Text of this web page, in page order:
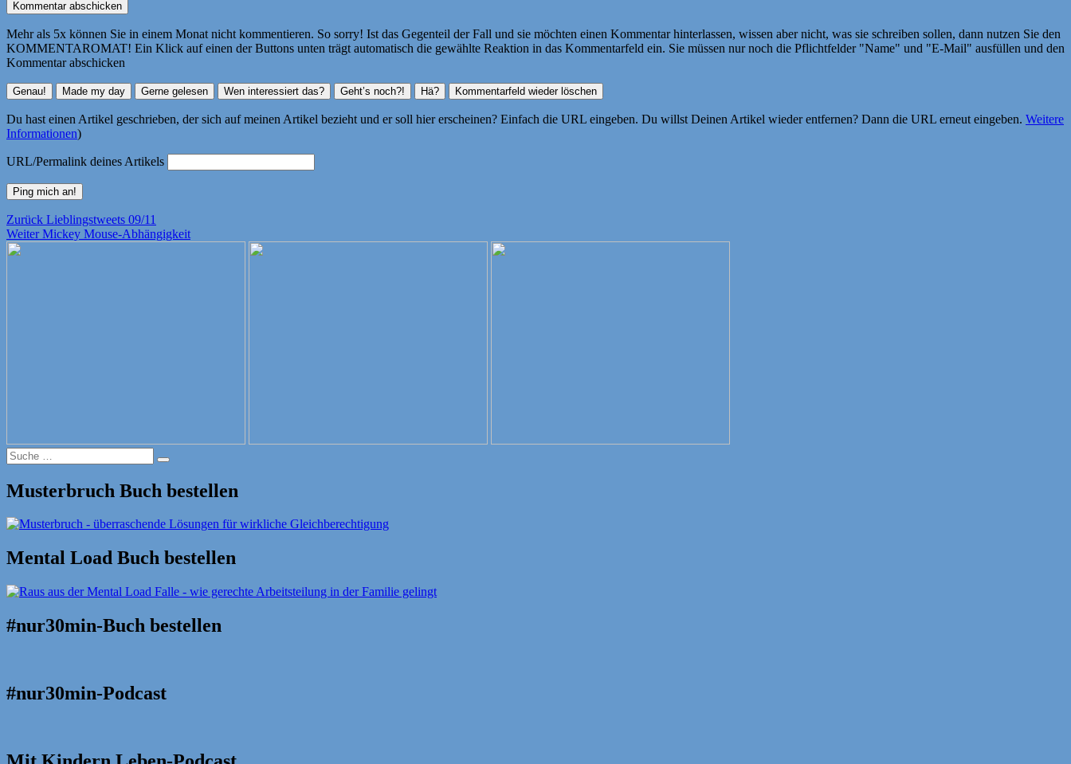
Mehr als 5x können Sie in einem Monat nicht kommentieren. So sorry! Ist das Gegenteil der Fall und sie möchten einen Kommentar hinterlassen, wissen aber nicht, was sie schreiben sollen, dann nutzen Sie den
KOMMENTAROMAT! Ein Klick auf einen der Buttons unten trägt automatisch die gewählte Reaktion in das Kommentarfeld ein. Sie müssen nur noch die Pflichtfelder "Name" und "E-Mail" ausfüllen und den
Kommentar abschicken
Du hast einen Artikel geschrieben, der sich auf meinen Artikel bezieht und er soll hier erscheinen? Einfach die URL eingeben. Du willst Deinen Artikel wieder entfernen? Dann die URL erneut eingeben. Weitere
Informationen)
URL/Permalink deines Artikels
Beitragsnavigation
Zurück Vorheriger
Beitrag:
Lieblingstweets 09/11
Weiter Nächster
Mickey Mouse-Abhängigkeit
Suche
nach:
Suche
Musterbruch Buch bestellen
Mental Load Buch bestellen
#nur30min-Buch bestellen
#nur30min-Podcast